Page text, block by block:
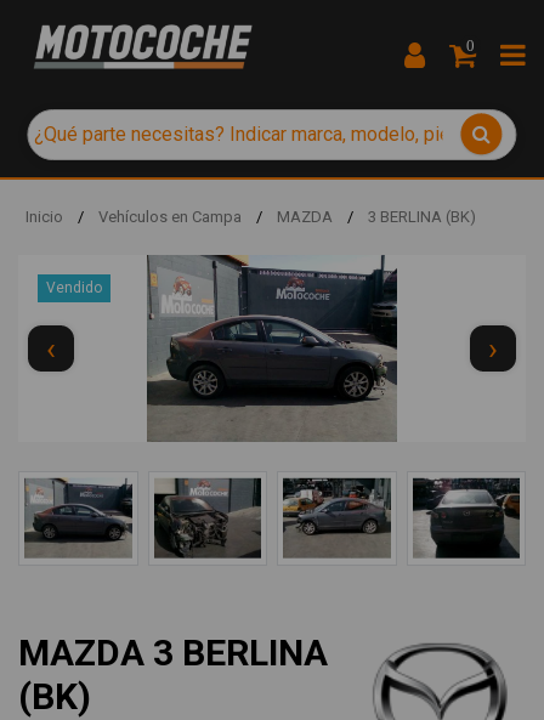
0
Inicio / Vehículos en Campa / MAZDA / 3 BERLINA (BK)
Vendido
‹ ›
MAZDA 3 BERLINA
(BK)